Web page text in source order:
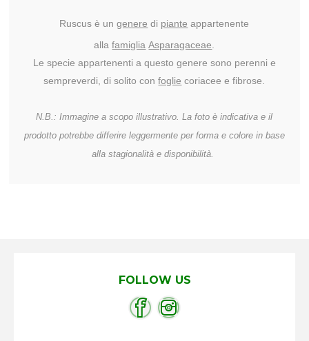
Ruscus è ungenere di piante appartenente
allafamiglia Asparagaceae
Le specie appartenenti a questo genere sono perenni e
sempreverdi, di solito confoglie coriacee e fibrose.
N.B.: Immagine a scopo illustrativo. La foto è indicativa e il
prodotto potrebbe differire leggermente per forma e colore in base
alla stagionalità e disponibilità.
FOLLOW US